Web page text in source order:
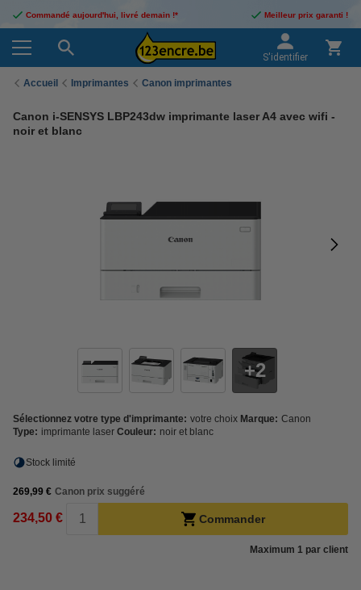
Commandé aujourd'hui, livré demain !* Meilleur prix garanti !
S'identifier
Accueil Imprimantes Canon imprimantes
Canon i-SENSYS LBP243dw imprimante laser A4 avec wifi -
noir et blanc
2
Sélectionnez votre type d'imprimante: votre choix Marque: Canon
Type: imprimante laser Couleur: noir et blanc
Stock limité
269,99 € Canon prix suggéré
234,50 € Commander
Maximum 1 par client